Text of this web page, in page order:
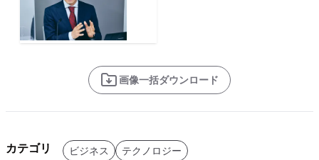
画像一括ダウンロード
カテゴリ ビジネス テクノロジー